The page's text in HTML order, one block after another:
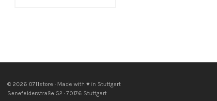
© 2026 0711store · Made with ♥ in Stuttgart
Senefelderstraße 52 · 70176 Stuttgart